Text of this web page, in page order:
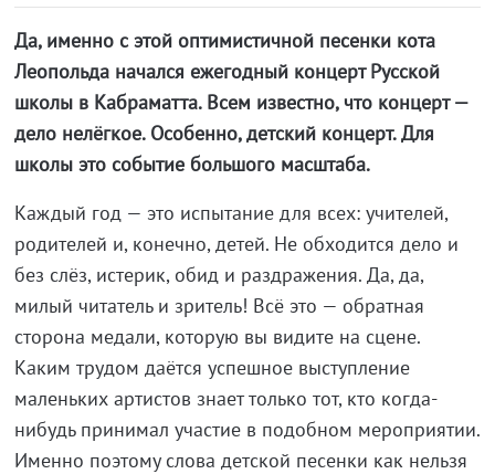
Да, именно с этой оптимистичной песенки кота
Леопольда начался ежегодный концерт Русской
школы в Кабраматта. Всем известно, что концерт —
дело нелёгкое. Особенно, детский концерт. Для
школы это событие большого масштаба.
Каждый год — это испытание для всех: учителей,
родителей и, конечно, детей. Не обходится дело и
без слёз, истерик, обид и раздражения. Да, да,
милый читатель и зритель! Всё это — обратная
сторона медали, которую вы видите на сцене.
Каким трудом даётся успешное выступление
маленьких артистов знает только тот, кто когда-
нибудь принимал участие в подобном мероприятии.
Именно поэтому слова детской песенки как нельзя